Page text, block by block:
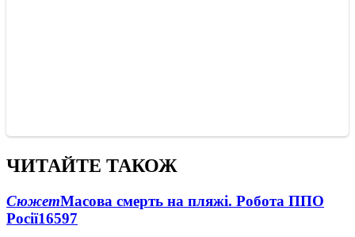
ЧИТАЙТЕ ТАКОЖ
СюжетМасова смерть на пляжі. Робота ППО
Росії16597